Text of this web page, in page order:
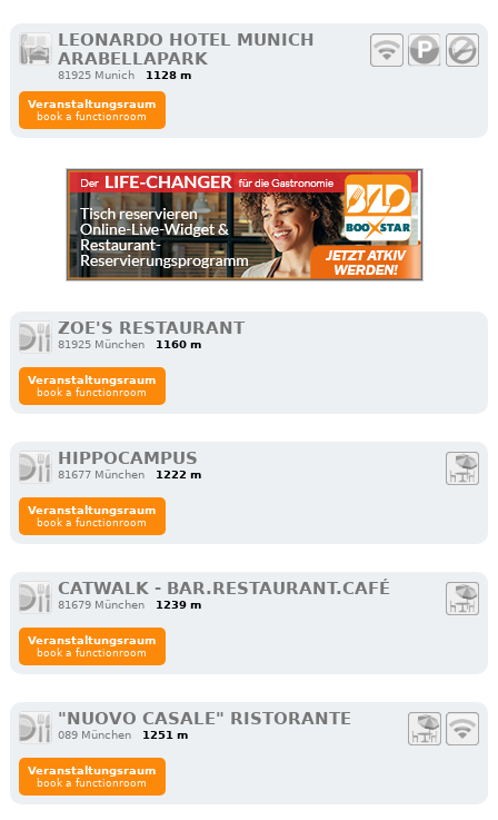
LEONARDO HOTEL MUNICH
ARABELLAPARK
81925 Munich 1128 m
Veranstaltungsraum
book a functionroom
ZOE'S RESTAURANT
81925 München 1160 m
Veranstaltungsraum
book a functionroom
HIPPOCAMPUS
81677 München 1222 m
Veranstaltungsraum
book a functionroom
CATWALK - BAR.RESTAURANT.CAFÉ
81679 München 1239 m
Veranstaltungsraum
book a functionroom
"NUOVO CASALE" RISTORANTE
089 München 1251 m
Veranstaltungsraum
book a functionroom